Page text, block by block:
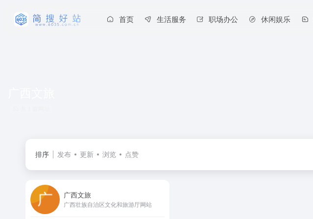
首页 生活服务 职场办公 休闲娱乐
排序 发布 更新 浏览 点赞
广西文旅
广西壮族自治区文化和旅游厅网站